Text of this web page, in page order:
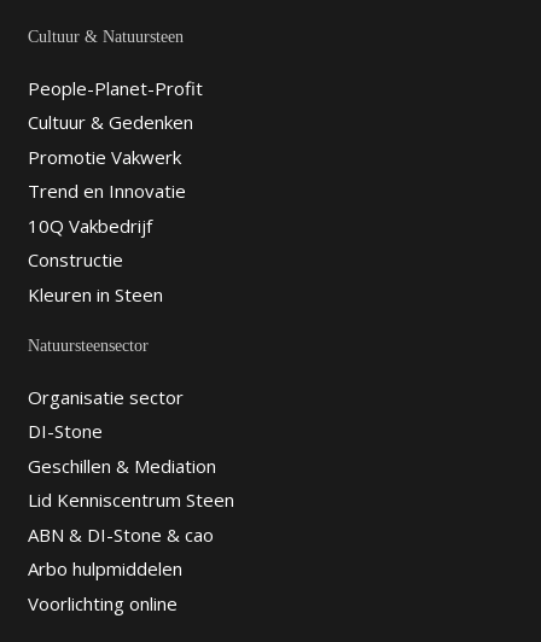
Cultuur & Natuursteen
People-Planet-Profit
Cultuur & Gedenken
Promotie Vakwerk
Trend en Innovatie
10Q Vakbedrijf
Constructie
Kleuren in Steen
Natuursteensector
Organisatie sector
DI-Stone
Geschillen & Mediation
Lid Kenniscentrum Steen
ABN & DI-Stone & cao
Arbo hulpmiddelen
Voorlichting online